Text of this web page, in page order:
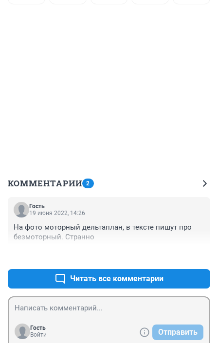
КОММЕНТАРИИ 2
Гость
19 июня 2022, 14:26
На фото моторный дельтаплан, в тексте пишут про
безмоторный. Странно
Читать все комментарии
Гость
Войти
Отправить